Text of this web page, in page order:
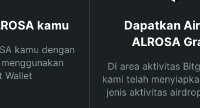
kamu
kamu dengan
Wallet
Dapatkan
ALROSA
Di area aktivitas
kami telah
jenis aktivitas